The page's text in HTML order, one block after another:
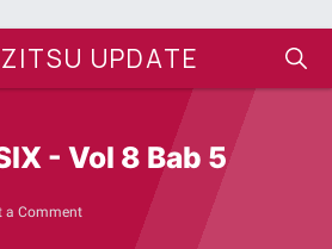
UPDATE
- Vol 8 Bab 5
a Comment